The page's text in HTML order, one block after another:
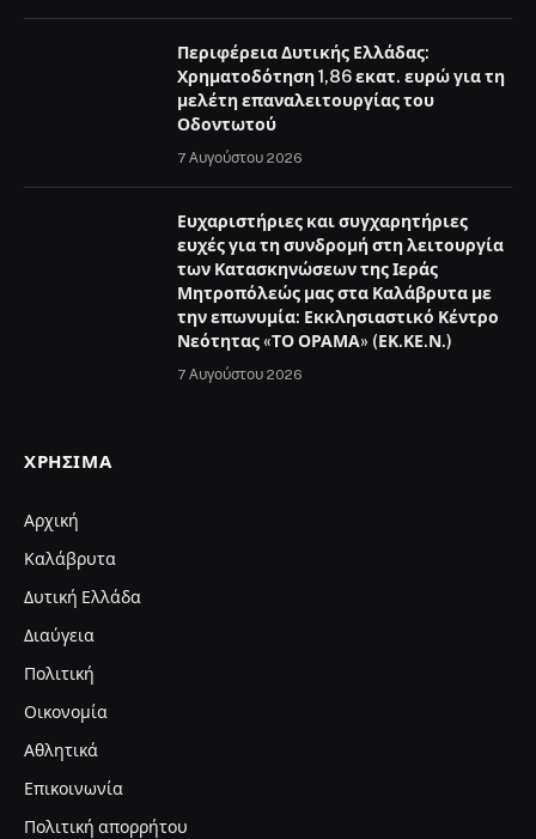
Περιφέρεια Δυτικής Ελλάδας:
Χρηματοδότηση 1,86 εκατ. ευρώ για τη
μελέτη επαναλειτουργίας του
Οδοντωτού
7 Αυγούστου 2026
Ευχαριστήριες και συγχαρητήριες
ευχές για τη συνδρομή στη λειτουργία
των Κατασκηνώσεων της Ιεράς
Μητροπόλεώς μας στα Καλάβρυτα με
την επωνυμία: Εκκλησιαστικό Κέντρο
Νεότητας «ΤΟ ΟΡΑΜΑ» (ΕΚ.ΚΕ.Ν.)
7 Αυγούστου 2026
ΧΡΉΣΙΜΑ
Αρχική
Καλάβρυτα
Δυτική Ελλάδα
Διαύγεια
Πολιτική
Οικονομία
Αθλητικά
Επικοινωνία
Πολιτική απορρήτου